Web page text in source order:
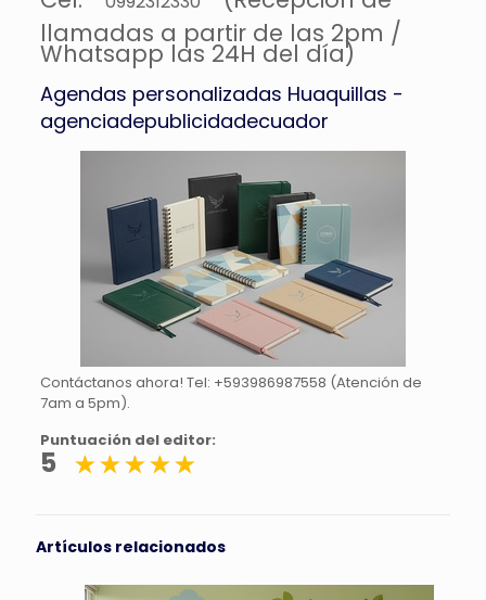
llamadas a partir de las 2pm /
Whatsapp las 24H del día)
Agendas personalizadas Huaquillas -
agenciadepublicidadecuador
Contáctanos ahora! Tel: +593986987558 (Atención de
7am a 5pm).
Puntuación del editor:
5
Artículos relacionados